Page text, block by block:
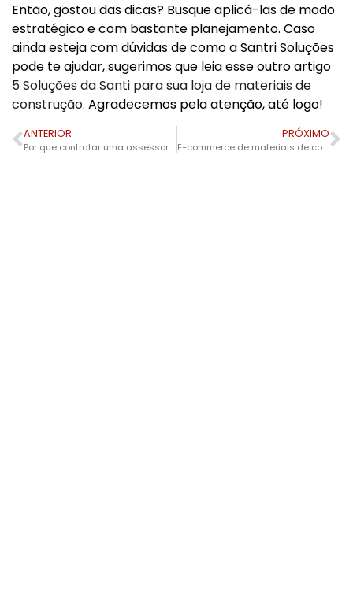
Então, gostou das dicas? Busque aplicá-las de modo
estratégico e com bastante planejamento. Caso
ainda esteja com dúvidas de como a Santri Soluções
pode te ajudar, sugerimos que leia esse outro artigo
5 Soluções da Santi para sua loja de materiais de
construção. Agradecemos pela atenção, até logo!
ANTERIOR
Por que contratar uma assessoria contábil para sua empresa?
PRÓXIMO
E-commerce de materiais de construção, vale a pena investir?